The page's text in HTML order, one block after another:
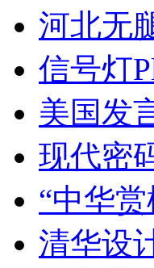
河北无
信号灯
美国发
现代密
“中华
清华设